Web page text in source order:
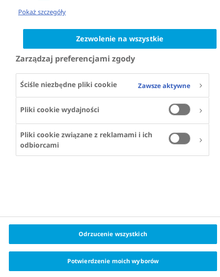
Pokaż szczegóły
Zezwolenie na wszystkie
Zarządzaj preferencjami zgody
Ściśle niezbędne pliki cookie Zawsze aktywne
Pliki cookie wydajności
Pliki cookie związane z reklamami i ich
odbiorcami
Odrzucenie wszystkich
Potwierdzenie moich wyborów